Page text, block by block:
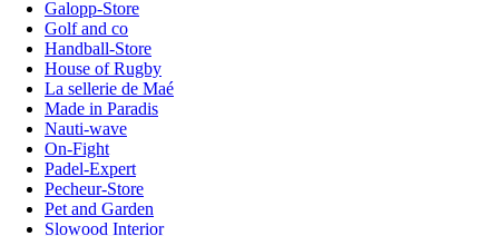
Galopp-Store
Golf and co
Handball-Store
House of Rugby
La sellerie de Maé
Made in Paradis
Nauti-wave
On-Fight
Padel-Expert
Pecheur-Store
Pet and Garden
Slowood Interior